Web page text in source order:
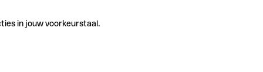
in jouw voorkeurstaal.